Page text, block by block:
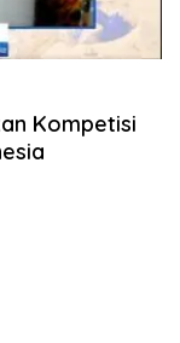
Kompetisi